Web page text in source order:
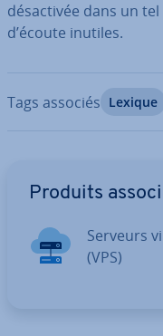
dé­sac­ti­vée dans un
d’écoute inutiles.
Tags associés Lexique
Produits
Serveurs
(VPS)